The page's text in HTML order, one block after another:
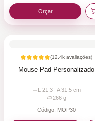
Orçar
(12.4k avaliações)
Mouse Pad Personalizado
L 21.3 | A 31.5 cm
266g
Código: MOP30